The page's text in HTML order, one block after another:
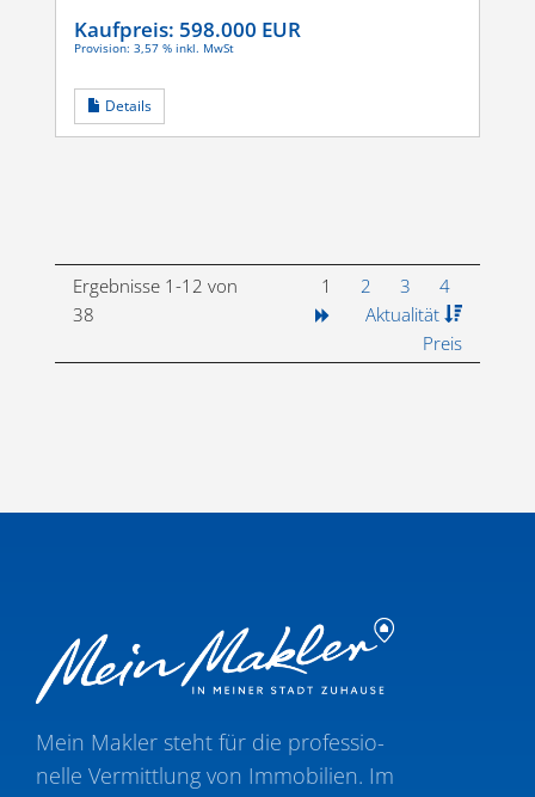
Kaufpreis: 598.000 EUR
Provision: 3,57 % inkl. MwSt
Details
Ergebnisse 1-12 von
38
1 2 3
4
Aktualität
Preis
Mein Makler steht für die profes­sio­
nelle Vermittlung von Immobilien. Im